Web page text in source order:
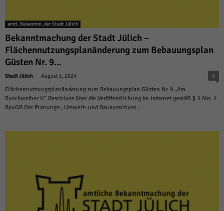
amtl. Bekanntm. der Stadt Jülich
Bekanntmachung der Stadt Jülich –
Flächennutzungsplanänderung zum Bebauungsplan
Güsten Nr. 9...
Stadt Jülich - August 1, 2024 0
Flächennutzungsplanänderung zum Bebauungsplan Güsten Nr. 9 „Am
Buschweiher II“ Beschluss über die Veröffentlichung im Internet gemäß § 3 Abs. 2
BauGB Der Planungs-, Umwelt- und Bauausschuss...